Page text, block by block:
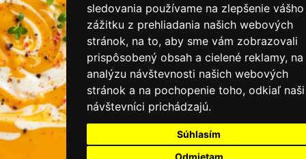
sledovania používame na zlepšenie vášho
zážitku z prehliadania našich webových
stránok, na to, aby sme vám zobrazovali
prispôsobený obsah a cielené reklamy, na
analýzu návštevnosti našich webových
stránok a na pochopenie toho, odkiaľ naši
návštevníci prichádzajú.
Súhlasím
Odmietam
KONTAKTUJTE NÁS
PRIHLÁSIŤ SA DO ZÁKAZNÍCKEJ ZÓNY
Všeobecné obchodné podmienky
Ochrana osobných údajov
Cookies
Moje KamNaMenu